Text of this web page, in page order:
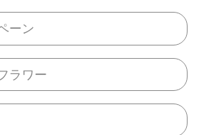
ーン
ラワー